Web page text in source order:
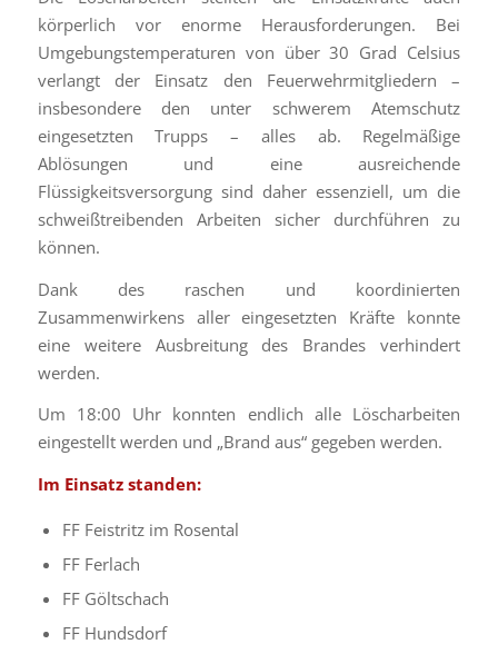
körperlich vor enorme Herausforderungen. Bei
Umgebungstemperaturen von über 30 Grad Celsius
verlangt der Einsatz den Feuerwehrmitgliedern –
insbesondere den unter schwerem Atemschutz
eingesetzten Trupps – alles ab. Regelmäßige
Ablösungen und eine ausreichende
Flüssigkeitsversorgung sind daher essenziell, um die
schweißtreibenden Arbeiten sicher durchführen zu
können.
Dank des raschen und koordinierten
Zusammenwirkens aller eingesetzten Kräfte konnte
eine weitere Ausbreitung des Brandes verhindert
werden.
Um 18:00 Uhr konnten endlich alle Löscharbeiten
eingestellt werden und „Brand aus“ gegeben werden.
Im Einsatz standen:
FF Feistritz im Rosental
FF Ferlach
FF Göltschach
FF Hundsdorf